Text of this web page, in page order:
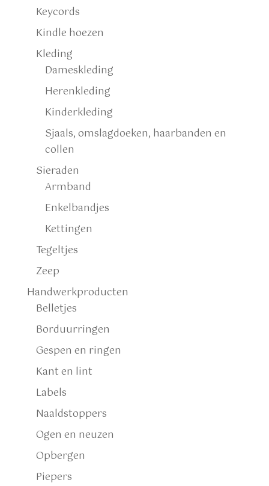
Keycords
Kindle hoezen
Kleding
Dameskleding
Herenkleding
Kinderkleding
Sjaals, omslagdoeken, haarbanden en
collen
Sieraden
Armband
Enkelbandjes
Kettingen
Tegeltjes
Zeep
Handwerkproducten
Belletjes
Borduurringen
Gespen en ringen
Kant en lint
Labels
Naaldstoppers
Ogen en neuzen
Opbergen
Piepers